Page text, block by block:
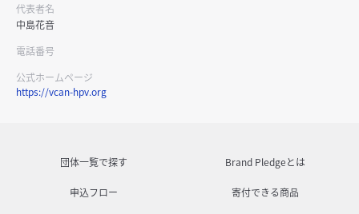
代表者名
中島花音
電話番号
公式ホームページ
https://vcan-hpv.org
団体一覧で探す Brand Pledgeとは
申込フロー 寄付できる商品